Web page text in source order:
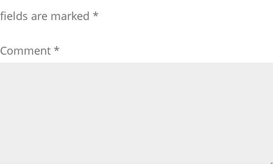
fields are marked *
Comment *